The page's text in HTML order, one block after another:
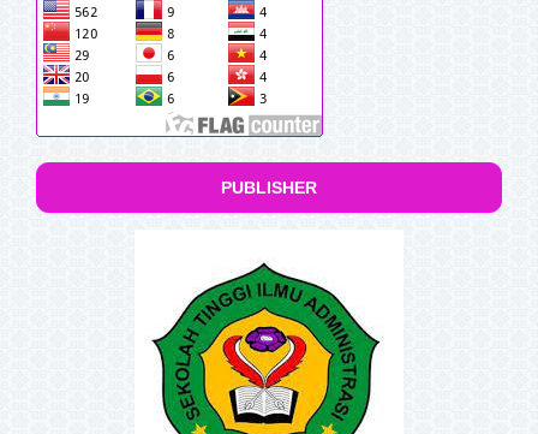
PUBLISHER